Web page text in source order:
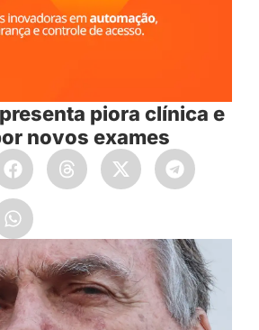
piora clínica e
novos exames